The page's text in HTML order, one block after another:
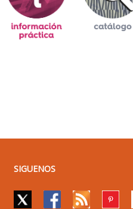
SIGUENOS